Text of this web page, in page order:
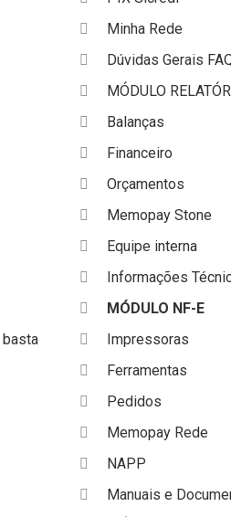
basta
Minha Rede
Dúvidas Gerais
MÓDULO
Balanças
Financeiro
Orçamentos
Memopay Stone
Equipe interna
Informações
MÓDULO NF-E
Impressoras
Ferramentas
Pedidos
Memopay Rede
NAPP
Manuais e